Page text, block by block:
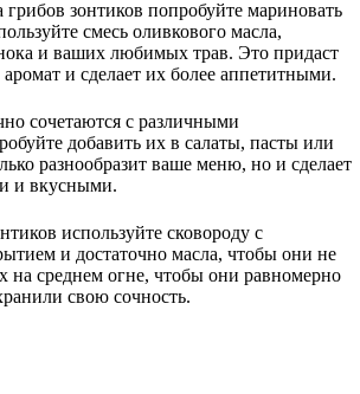
зонтиков попробуйте мариновать
смесь оливкового масла,
и ваших любимых трав. Это придаст
и сделает их более аппетитными.
сочетаются с различными
добавить их в салаты, пасты или
разнообразит ваше меню, но и сделает
и вкусными.
используйте сковороду с
и достаточно масла, чтобы они не
на среднем огне, чтобы они равномерно
свою сочность.